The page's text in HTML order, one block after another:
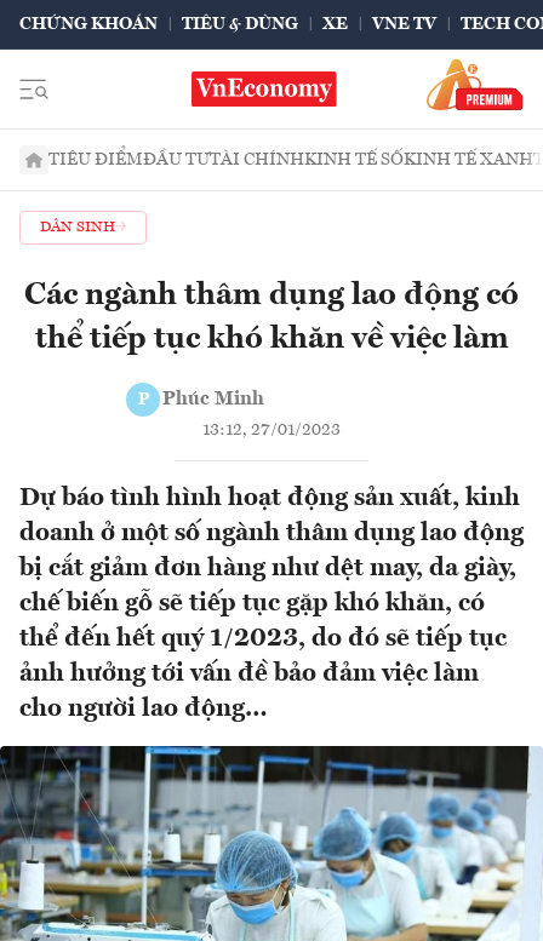
CHỨNG KHOÁN TIÊU & DÙNG XE VNE TV TECH
TIÊU ĐIỂMĐẦU TƯTÀI CHÍNHKINH TẾ SỐKINH TẾ XANH
DÂN SINH
Các ngành thâm dụng lao động có
thể tiếp tục khó khăn về việc làm
P Phúc Minh
13:12, 27/01/2023
Dự báo tình hình hoạt động sản xuất, kinh
doanh ở một số ngành thâm dụng lao động
bị cắt giảm đơn hàng như dệt may, da giày,
chế biến gỗ sẽ tiếp tục gặp khó khăn, có
thể đến hết quý 1/2023, do đó sẽ tiếp tục
ảnh hưởng tới vấn đề bảo đảm việc làm
cho người lao động…